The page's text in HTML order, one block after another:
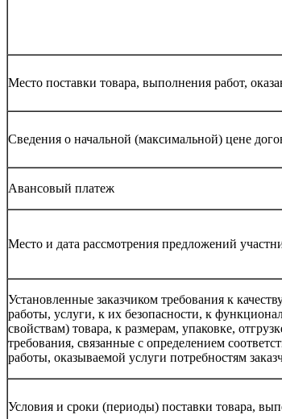
Место поставки товара, выполнения работ,
Сведения о начальной (максимальной) цене
Авансовый платеж
Место и дата рассмотрения предложений
Установленные заказчиком требования к
работы, услуги, к их безопасности, к
свойствам) товара, к размерам, упаковке,
требования, связанные с определением
работы, оказываемой услуги потребностям
Условия и сроки (периоды) поставки товара,